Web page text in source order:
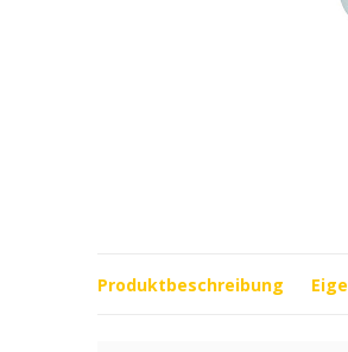
Produktbeschreibung